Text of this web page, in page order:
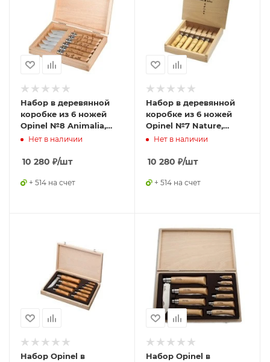
Набор в деревянной
коробке из 6 ножей
Opinel №8 Animalia,
нержавеющая сталь,
гравировка, 001637
Нет в наличии
10 280 ₽/шт
+ 514 на счет
Набор в деревянной
коробке из 6 ножей
Opinel №7 Nature,
нержавеющая сталь,
гравировк, 001555
Нет в наличии
10 280 ₽/шт
+ 514 на счет
Набор Opinel в Набор Opinel в